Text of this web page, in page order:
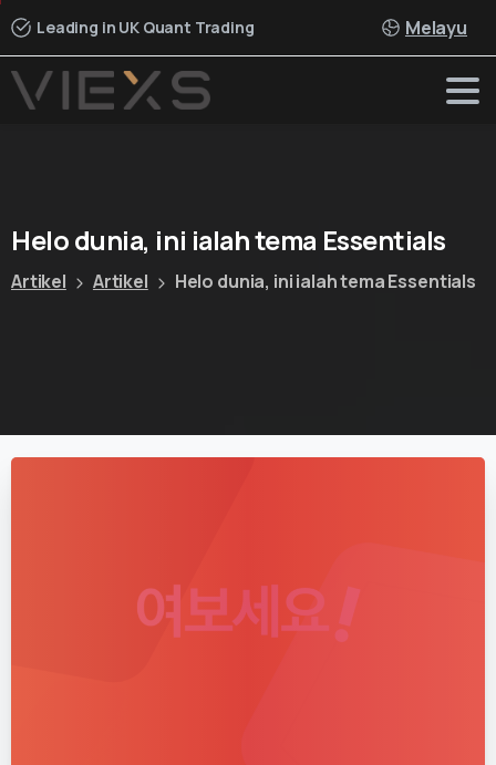
Leading in UK Quant Trading Melayu
Helodunia, ini ialahtema Essentials
Artikel Artikel Helo dunia, ini ialah tema Essentials